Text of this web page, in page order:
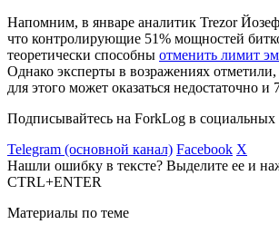
Напомним, в январе аналитик Trezor
что контролирующие 51% мощностей
теоретически способны отменить лимит
Однако эксперты в возражениях отметили,
для этого может оказаться недостаточно и
Подписывайтесь на ForkLog в социальных
Telegram (основной канал) Facebook X
Нашли ошибку в тексте? Выделите ее и
CTRL+ENTER
Материалы по теме